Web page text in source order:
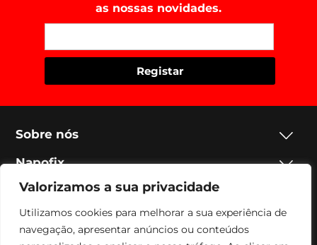
Valorizamos a sua privacidade
Utilizamos cookies para melhorar a sua experiência de
navegação, apresentar anúncios ou conteúdos
as nossas novidades.
Sobre nós
Napofix
Contactos
Legal